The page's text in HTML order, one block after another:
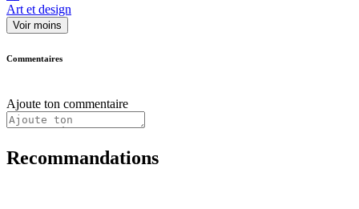
Art et design
Voir moins
Commentaires
Ajoute ton commentaire
Recommandations